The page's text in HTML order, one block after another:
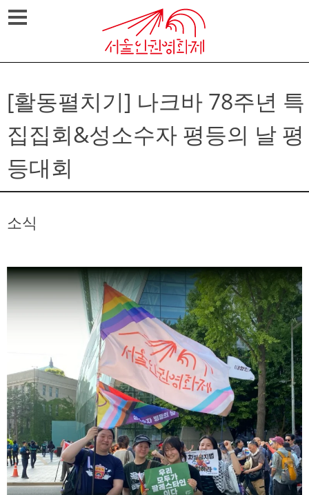
Skip
to
[활동펼치기] 나크바 78주년 특
집집회&성소수자 평등의 날 평
등대회
소식